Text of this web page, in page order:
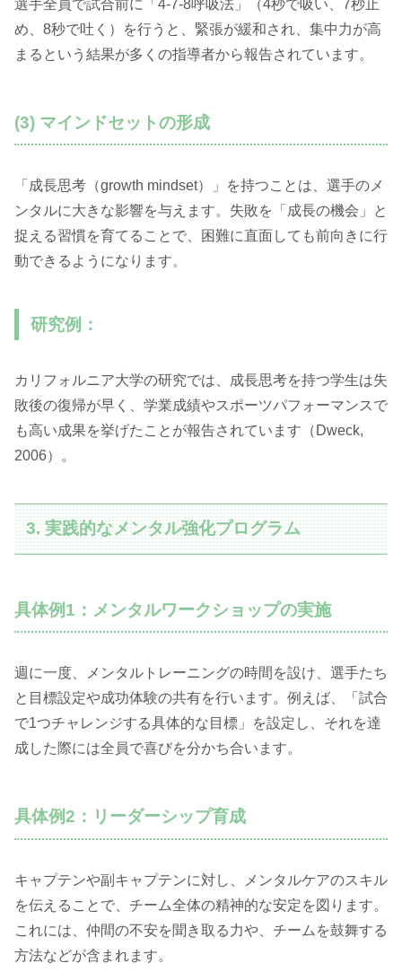
選手全員で試合前に「4-7-8呼吸法」（4秒で吸い、7秒止
め、8秒で吐く）を行うと、緊張が緩和され、集中力が高
まるという結果が多くの指導者から報告されています。
(3) マインドセットの形成
「成長思考（growth mindset）」を持つことは、選手のメ
ンタルに大きな影響を与えます。失敗を「成長の機会」と
捉える習慣を育てることで、困難に直面しても前向きに行
動できるようになります。
研究例：
カリフォルニア大学の研究では、成長思考を持つ学生は失
敗後の復帰が早く、学業成績やスポーツパフォーマンスで
も高い成果を挙げたことが報告されています（Dweck,
2006）。
3. 実践的なメンタル強化プログラム
具体例1：メンタルワークショップの実施
週に一度、メンタルトレーニングの時間を設け、選手たち
と目標設定や成功体験の共有を行います。例えば、「試合
で1つチャレンジする具体的な目標」を設定し、それを達
成した際には全員で喜びを分かち合います。
具体例2：リーダーシップ育成
キャプテンや副キャプテンに対し、メンタルケアのスキル
を伝えることで、チーム全体の精神的な安定を図ります。
これには、仲間の不安を聞き取る力や、チームを鼓舞する
方法などが含まれます。